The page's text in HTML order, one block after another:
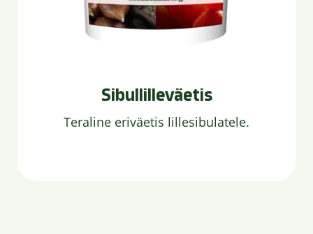
Sibullilleväetis
Teraline eriväetis lillesibulatele.